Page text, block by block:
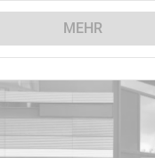
MEHR